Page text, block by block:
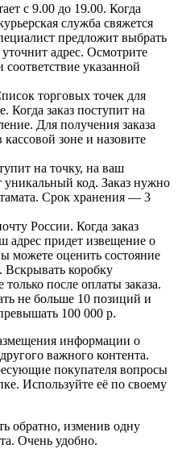
с 9.00 до 19.00. Когда
служба свяжется
предложит выбрать
адрес. Осмотрите
соответствие указанной
торговых точек для
Когда заказ поступит на
Для получения заказа
кассовой зоне и назовите
на точку, на ваш
уникальный код. Заказ нужно
Срок хранения — 3
России. Когда заказ
адрес придет извещение о
можете оценить состояние
Вскрывать коробку
после оплаты заказа.
не больше 10 позиций и
100 000 р.
информации о
важного контента.
покупателя вопросы
Используйте её по своему
обратно, изменив одну
Очень удобно.